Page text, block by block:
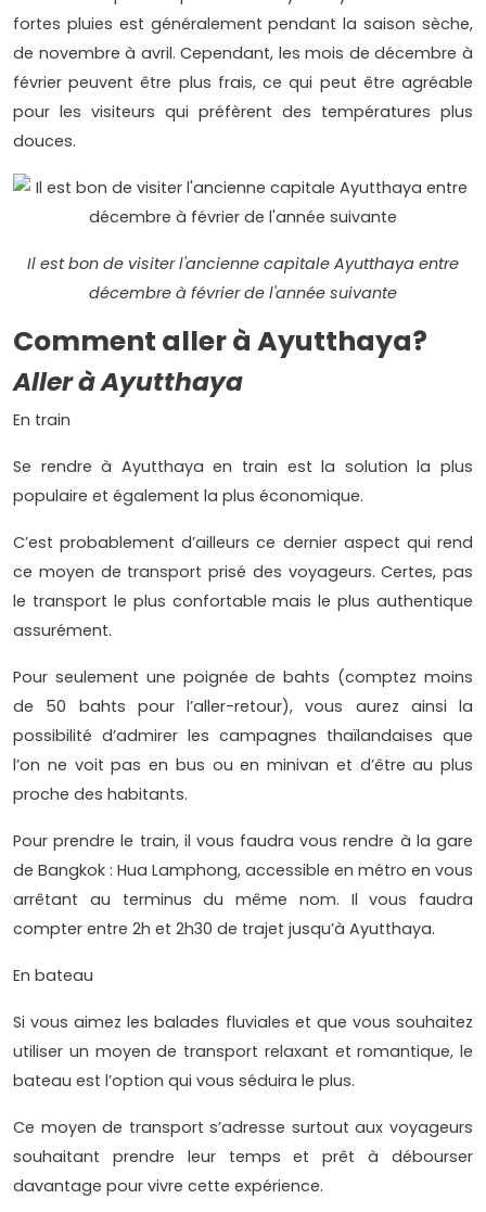
fortes pluies est généralement pendant la saison sèche,
de novembre à avril. Cependant, les mois de décembre à
février peuvent être plus frais, ce qui peut être agréable
pour les visiteurs qui préfèrent des températures plus
douces.
Il est bon de visiter l'ancienne capitale Ayutthaya entre
décembre à février de l'année suivante
Comment aller à Ayutthaya?
Aller à Ayutthaya
En train
Se rendre à Ayutthaya en train est la solution la plus
populaire et également la plus économique.
C’est probablement d’ailleurs ce dernier aspect qui rend
ce moyen de transport prisé des voyageurs. Certes, pas
le transport le plus confortable mais le plus authentique
assurément.
Pour seulement une poignée de bahts (comptez moins
de 50 bahts pour l’aller-retour), vous aurez ainsi la
possibilité d’admirer les campagnes thaïlandaises que
l’on ne voit pas en bus ou en minivan et d’être au plus
proche des habitants.
Pour prendre le train, il vous faudra vous rendre à la gare
de Bangkok : Hua Lamphong, accessible en métro en vous
arrêtant au terminus du même nom. Il vous faudra
compter entre 2h et 2h30 de trajet jusqu’à Ayutthaya.
En bateau
Si vous aimez les balades fluviales et que vous souhaitez
utiliser un moyen de transport relaxant et romantique, le
bateau est l’option qui vous séduira le plus.
Ce moyen de transport s’adresse surtout aux voyageurs
souhaitant prendre leur temps et prêt à débourser
davantage pour vivre cette expérience.